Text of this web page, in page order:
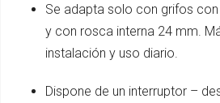
Se adapta solo con grifos
y con rosca interna 24 mm.
instalación y uso diario.
Dispone de un interruptor –